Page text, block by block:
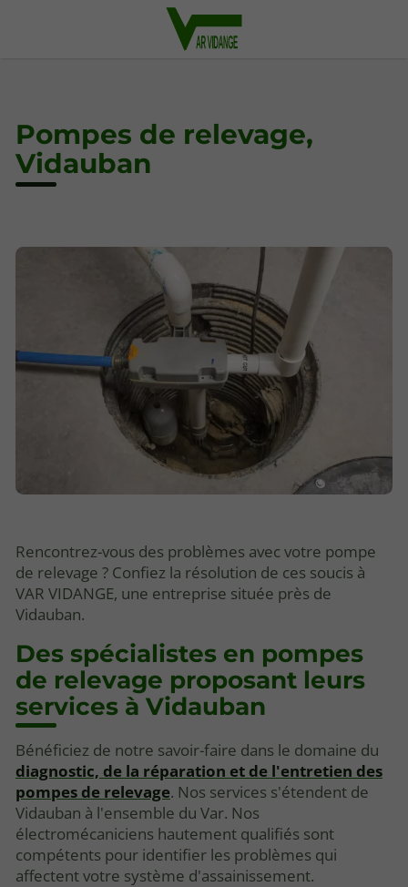
Pompes de relevage,
Vidauban
Rencontrez-vous des problèmes avec votre pompe
de relevage ? Confiez la résolution de ces soucis à
VAR VIDANGE, une entreprise située près de
Vidauban.
Des spécialistes en pompes
de relevage proposant leurs
services à Vidauban
Bénéficiez de notre savoir-faire dans le domaine du
diagnostic, de la réparation et de l'entretien des
pompes de relevage. Nos services s'étendent de
Vidauban à l'ensemble du Var. Nos
électromécaniciens hautement qualifiés sont
compétents pour identifier les problèmes qui
affectent votre système d'assainissement.